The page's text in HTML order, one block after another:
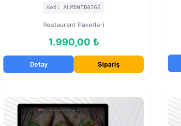
Kod: ALMDWEB0266
Restaurant Paketleri
1.990,00 ₺
Detay Sipariş